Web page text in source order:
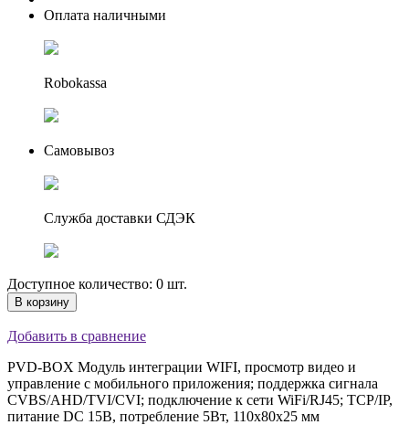
Оплата наличными
Robokassa
Самовывоз
Служба доставки СДЭК
Доступное количество: 0 шт.
В корзину
Добавить в сравнение
PVD-BOX Модуль интеграции WIFI, просмотр видео и
управление с мобильного приложения; поддержка сигнала
CVBS/AHD/TVI/CVI; подключение к сети WiFi/RJ45; TCP/IP,
питание DC 15В, потребление 5Вт, 110x80x25 мм